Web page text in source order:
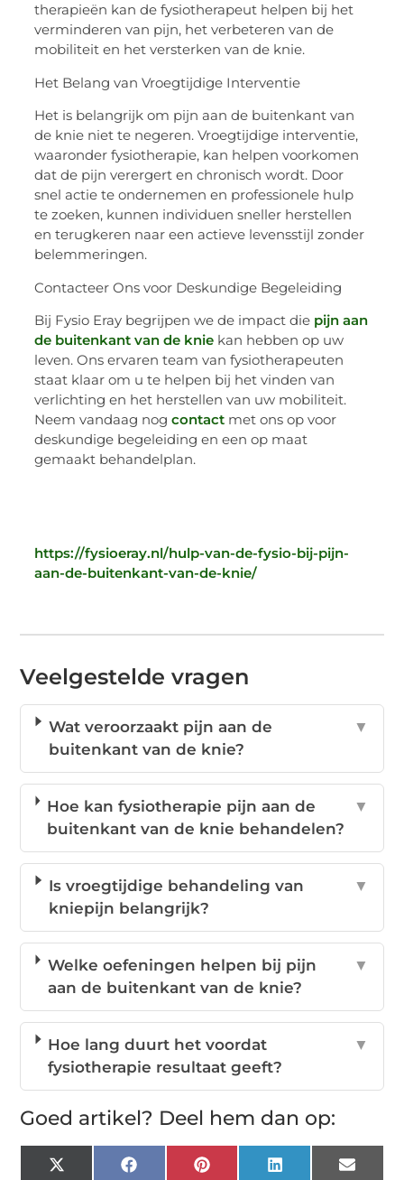
therapieën kan de fysiotherapeut helpen bij het
verminderen van pijn, het verbeteren van de
mobiliteit en het versterken van de knie.
Het Belang van Vroegtijdige Interventie
Het is belangrijk om pijn aan de buitenkant van
de knie niet te negeren. Vroegtijdige interventie,
waaronder fysiotherapie, kan helpen voorkomen
dat de pijn verergert en chronisch wordt. Door
snel actie te ondernemen en professionele hulp
te zoeken, kunnen individuen sneller herstellen
en terugkeren naar een actieve levensstijl zonder
belemmeringen.
Contacteer Ons voor Deskundige Begeleiding
Bij Fysio Eray begrijpen we de impact die pijn aan
de buitenkant van de knie kan hebben op uw
leven. Ons ervaren team van fysiotherapeuten
staat klaar om u te helpen bij het vinden van
verlichting en het herstellen van uw mobiliteit.
Neem vandaag nogcontact met ons op voor
deskundige begeleiding en een op maat
gemaakt behandelplan.
https://fysioeray.nl/hulp-van-de-fysio-bij-pijn-
aan-de-buitenkant-van-de-knie/
Veelgestelde vragen
Wat veroorzaakt pijn aan de
buitenkant van de knie?
▼
Hoe kan fysiotherapie pijn aan de
buitenkant van de knie behandelen?
▼
Is vroegtijdige behandeling van
kniepijn belangrijk?
▼
Welke oefeningen helpen bij pijn
aan de buitenkant van de knie?
▼
Hoe lang duurt het voordat
fysiotherapie resultaat geeft?
▼
Goed artikel? Deel hem dan op:
X
FacebookPinterestLinkedInEmail